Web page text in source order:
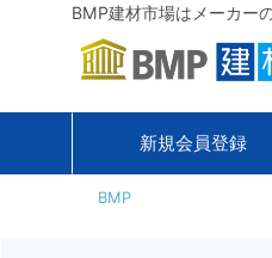
BMP建材市場はメーカー
新規会員登録
BMP